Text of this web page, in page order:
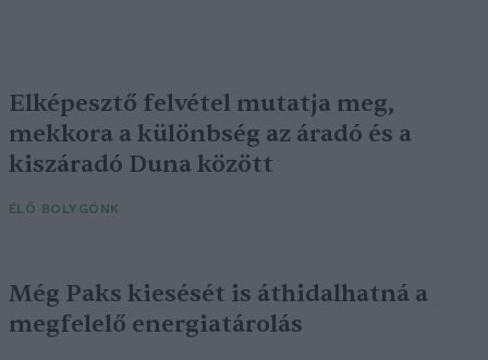
Elképesztő felvétel mutatja meg,
mekkora a különbség az áradó és a
kiszáradó Duna között
ÉLŐ BOLYGÓNK
Még Paks kiesését is áthidalhatná a
megfelelő energiatárolás